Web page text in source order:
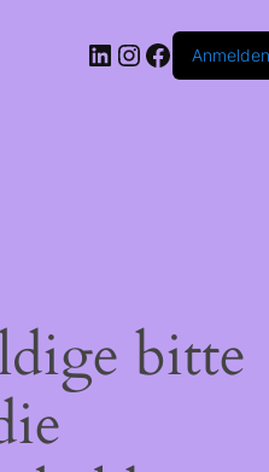
LinkedIn
Instagram
Anmelden
bitte